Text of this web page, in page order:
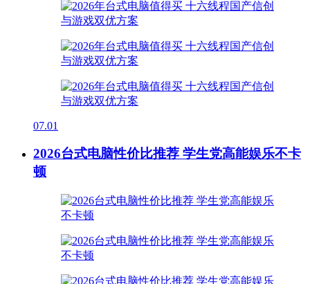
07.01
2026台式电脑性价比推荐 学生党高能娱乐不卡
顿